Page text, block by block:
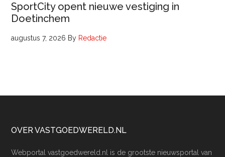
SportCity opent nieuwe vestiging in
Doetinchem
augustus 7, 2026 By Redactie
Footer
OVER VASTGOEDWERELD.NL
Webportal vastgoedwereld.nl is de grootste nieuwsportal van